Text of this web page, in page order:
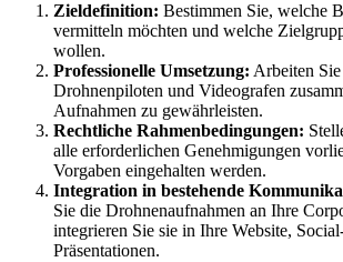
Zieldefinition: Bestimmen Sie, welche
vermitteln möchten und welche
wollen.
Professionelle Umsetzung: Arbeiten
Drohnenpiloten und Videografen
Aufnahmen zu gewährleisten.
Rechtliche Rahmenbedingungen:
alle erforderlichen Genehmigungen
Vorgaben eingehalten werden.
Integration in bestehende
Sie die Drohnenaufnahmen an Ihre
integrieren Sie sie in Ihre Website,
Präsentationen.